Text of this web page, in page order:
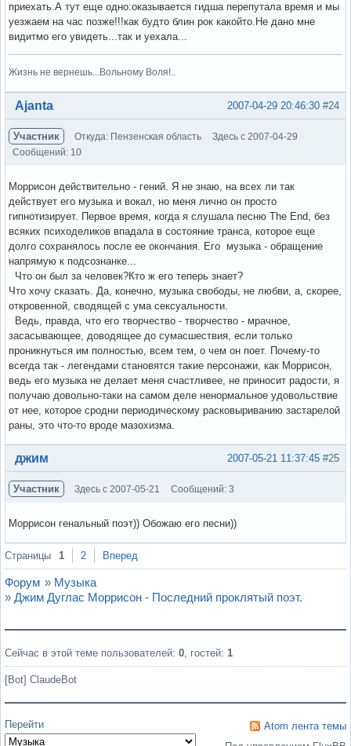
приехать.А тут еще одно:оказывается гидша перепутала время и мы
уезжаем на час позже!!!как будто блин рок какойто.Не дано мне
видитмо его увидеть...так и уехала...
Жизнь не вернешь...Вольному Воля!..
Вне форума #24
2007-04-29 20:46:30
Ajanta
Участник Откуда: Пензенская область
Здесь с 2007-04-29
Сообщений: 10
Моррисон действительно - гений. Я не знаю, на всех ли так
действует его музыка и вокал, но меня лично он просто
гипнотизирует. Первое время, когда я слушала песню The End, без
всяких психоделиков впадала в состояние транса, которое еще
долго сохранялось после ее окончания. Его музыка - обращение
напрямую к подсознанке...
Что он был за человек?Кто ж его теперь знает?
Что хочу сказать. Да, конечно, музыка свободы, не любви, а, скорее,
откровенной, сводящей с ума сексуальности.
Ведь, правда, что его творчество - творчество - мрачное,
засасывающее, доводящее до сумасшествия, если только
проникнуться им полностью, всем тем, о чем он поет. Почему-то
всегда так - легендами становятся такие персонажи, как Моррисон,
ведь его музыка не делает меня счастливее, не приносит радости, я
получаю довольно-таки на самом деле ненормальное удовольствие
от нее, которое сродни периодическому расковыриванию застарелой
раны, это что-то вроде мазохизма.
Вне форума #25
2007-05-21 11:37:45
джим
Участник Здесь с 2007-05-21 Сообщений: 3
Моррисон генальный поэт)) Обожаю его песни))
Вне форума
Страницы 1 2 Вперед
Форум » Музыка
» Джим Дуглас Моррисон - Последний проклятый поэт.
Сейчас в этой теме пользователей: 0, гостей: 1
[Bot] ClaudeBot
Перейти
Atom лента темы